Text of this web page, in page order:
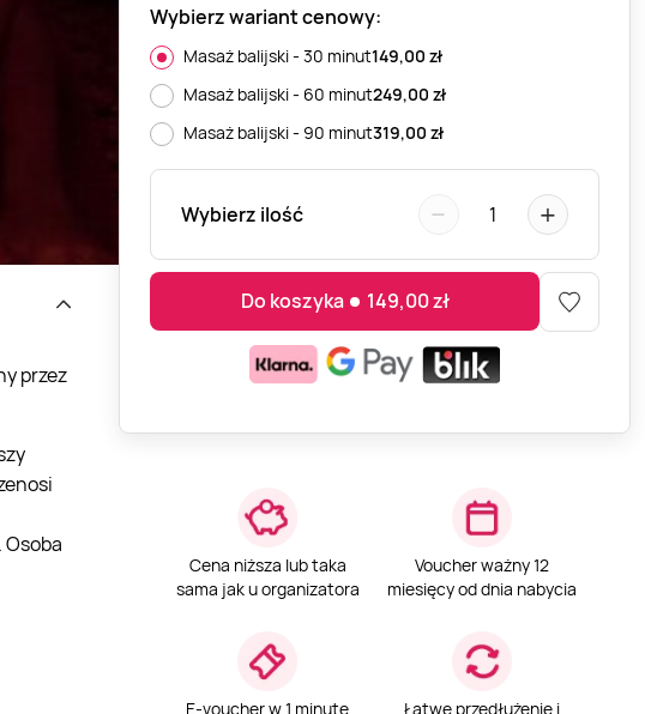
Wybierz wariant cenowy:
Masaż balijski - 30 minut149,00 zł
Masaż balijski - 60 minut249,00 zł
Masaż balijski - 90 minut319,00 zł
Wybierz ilość − 1 +
Do koszyka 149,00zł
Cena niższa lub taka
sama jak u organizatora
Voucher ważny 12
miesięcy od dnia nabycia
E-voucher w 1 minutę
Łatwe przedłużenie i
przez